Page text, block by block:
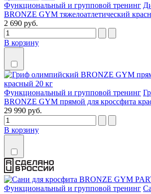
Функциональный и групповой тренинг
BRONZE GYM тяжелоатлетический
2 690 руб.
В корзину
Функциональный и групповой тренинг
BRONZE GYM прямой для кроссфита
29 990 руб.
В корзину
Функциональный и групповой тренинг